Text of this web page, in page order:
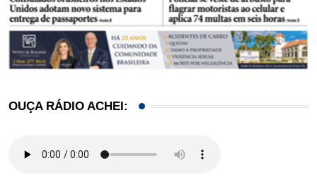
OUÇA RÁDIO ACHEI: